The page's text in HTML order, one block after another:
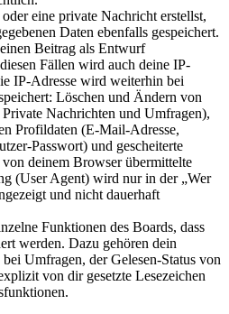
eine private Nachricht erstellst,
Daten ebenfalls gespeichert.
Beitrag als Entwurf
Fällen wird auch deine IP-
IP-Adresse wird weiterhin bei
Löschen und Ändern von
Nachrichten und Umfragen),
Profildaten (E-Mail-Adresse,
Passwort) und gescheiterte
deinem Browser übermittelte
(User Agent) wird nur in der „Wer
und nicht dauerhaft
Funktionen des Boards, dass
werden. Dazu gehören dein
Umfragen, der Gelesen-Status von
von dir gesetzte Lesezeichen